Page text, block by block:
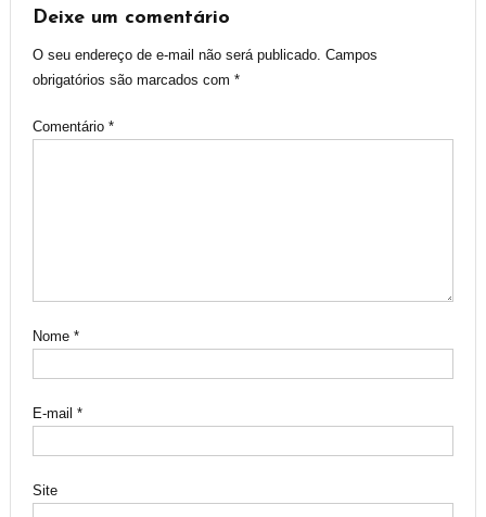
Post
Deixe um comentário
O seu endereço de e-mail não será publicado. Campos
obrigatórios são marcados com *
Comentário *
Nome *
E-mail *
Site